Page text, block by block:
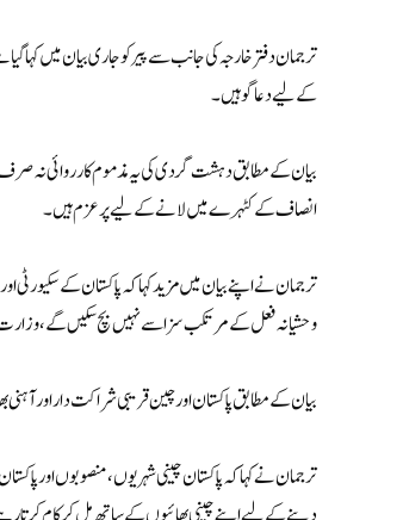
ترجمان دفتر خارجہ کی جانب سے پیر کو جاری بیان میں کہا
کے لیے دعاگو ہیں۔
بیان کے مطابق دہشت گردی کی یہ مذموم کارروائی نہ صرف
انصاف کے کٹہرے میں لانے کے لیے پرعزم ہیں۔
ترجمان نے اپنے بیان میں مزید کہا کہ پاکستان
وحشیانہ فعل کے مرتکب سزا سے نہیں بچ سکیں گے،
بیان کے مطابق پاکستان اور چین قریبی شراکت دار اور
ترجمان نے کہا کہ پاکستان چینی شہریوں، منصوبوں اور